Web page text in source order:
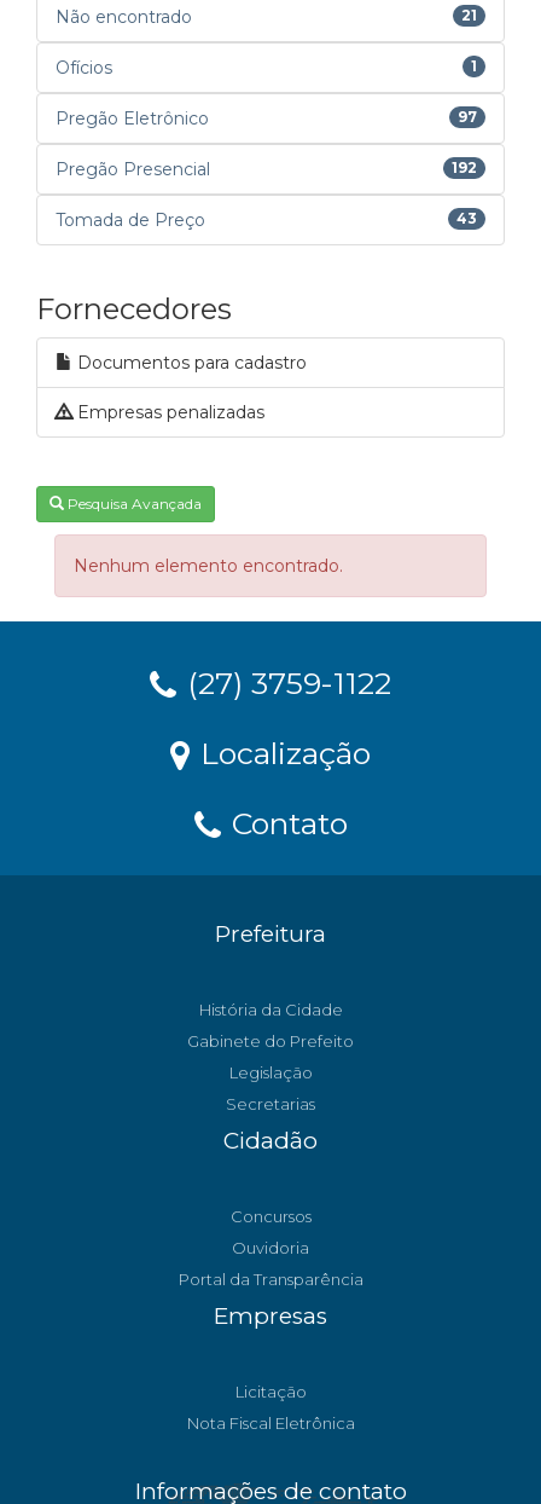
Não encontrado 21
Ofícios 1
Pregão Eletrônico 97
Pregão Presencial 192
Tomada de Preço 43
Fornecedores
Documentos para cadastro
Empresas penalizadas
Pesquisa Avançada
Nenhum elemento encontrado.
(27) 3759-1122
Localização
Contato
Prefeitura
História da Cidade
Gabinete do Prefeito
Legislação
Secretarias
Cidadão
Concursos
Ouvidoria
Portal da Transparência
Empresas
Licitação
Nota Fiscal Eletrônica
Informações de contato